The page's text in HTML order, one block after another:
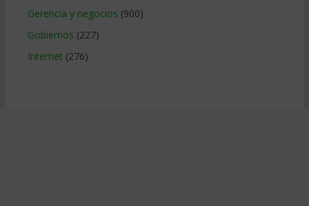
Gerencia y negocios (900)
Gobiernos (227)
Internet (276)